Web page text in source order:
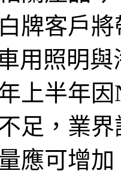
牌客戶
用照明
上半年
足，業
應可增加